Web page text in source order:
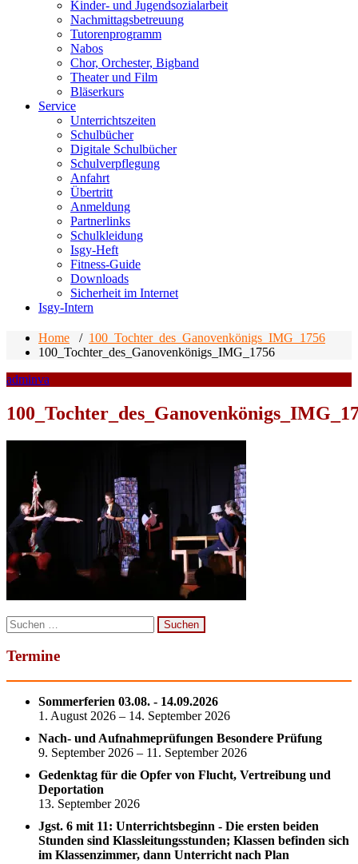
Kinder- und Jugendsozialarbeit
Nachmittagsbetreuung
Tutorenprogramm
Nabos
Chor, Orchester, Bigband
Theater und Film
Bläserkurs
Service
Unterrichtszeiten
Schulbücher
Digitale Schulbücher
Schulverpflegung
Anfahrt
Übertritt
Anmeldung
Partnerlinks
Schulkleidung
Isgy-Heft
Fitness-Guide
Downloads
Sicherheit im Internet
Isgy-Intern
Home / 100_Tochter_des_Ganovenkönigs_IMG_1756
100_Tochter_des_Ganovenkönigs_IMG_1756
adminva
Suchen
nach:
Termine
Sommerferien 03.08. - 14.09.2026
1. August 2026 – 14. September 2026
Nach- und Aufnahmeprüfungen Besondere Prüfung
9. September 2026 – 11. September 2026
Gedenktag für die Opfer von Flucht, Vertreibung und
Deportation
13. September 2026
Jgst. 6 mit 11: Unterrichtsbeginn - Die ersten beiden
Stunden sind Klassleitungsstunden; Klassen befinden sich
im Klassenzimmer, dann Unterricht nach Plan